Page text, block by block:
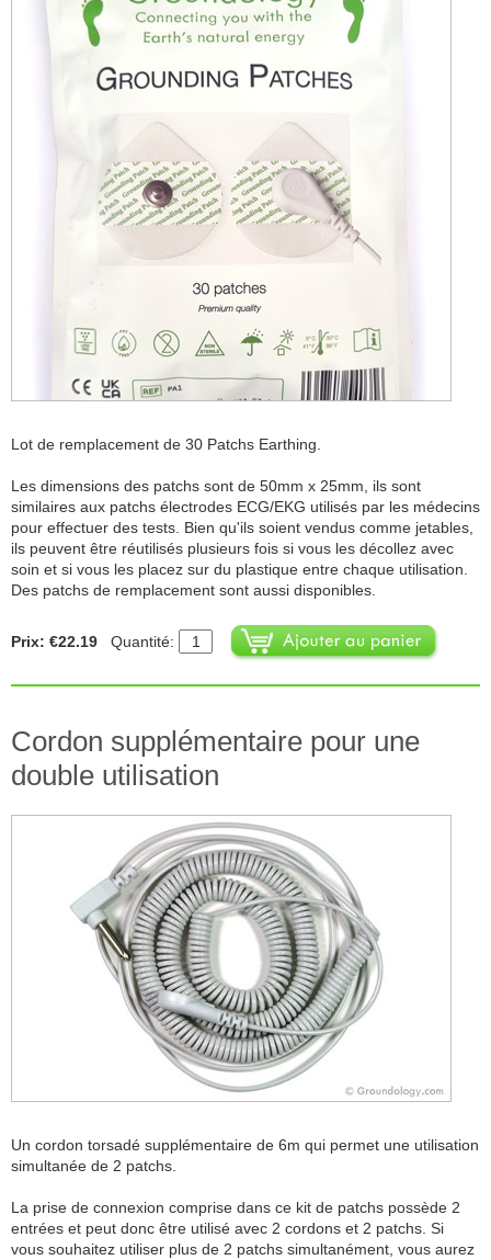
Lot de remplacement de 30 Patchs Earthing.
Les dimensions des patchs sont de 50mm x 25mm, ils sont
similaires aux patchs électrodes ECG/EKG utilisés par les médecins
pour effectuer des tests. Bien qu'ils soient vendus comme jetables,
ils peuvent être réutilisés plusieurs fois si vous les décollez avec
soin et si vous les placez sur du plastique entre chaque utilisation.
Des patchs de remplacement sont aussi disponibles.
Prix: €22.19 Quantité:
Cordon supplémentaire pour une
double utilisation
Un cordon torsadé supplémentaire de 6m qui permet une utilisation
simultanée de 2 patchs.
La prise de connexion comprise dans ce kit de patchs possède 2
entrées et peut donc être utilisé avec 2 cordons et 2 patchs. Si
vous souhaitez utiliser plus de 2 patchs simultanément, vous aurez